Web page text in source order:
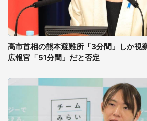
高市首相の熊本避難所「3分間」しか視
広報官「51分間」だと否定